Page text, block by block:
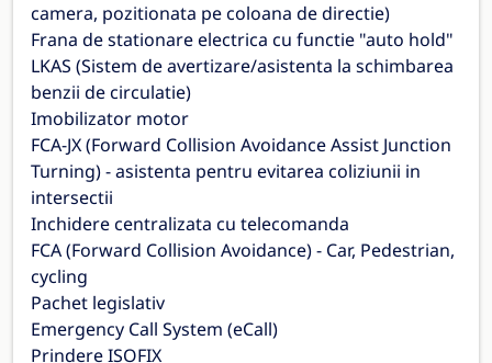
camera, pozitionata pe coloana de directie)
Frana de stationare electrica cu functie "auto hold"
LKAS (Sistem de avertizare/asistenta la schimbarea
benzii de circulatie)
Imobilizator motor
FCA-JX (Forward Collision Avoidance Assist Junction
Turning) - asistenta pentru evitarea coliziunii in
intersectii
Inchidere centralizata cu telecomanda
FCA (Forward Collision Avoidance) - Car, Pedestrian,
cycling
Pachet legislativ
Emergency Call System (eCall)
Prindere ISOFIX